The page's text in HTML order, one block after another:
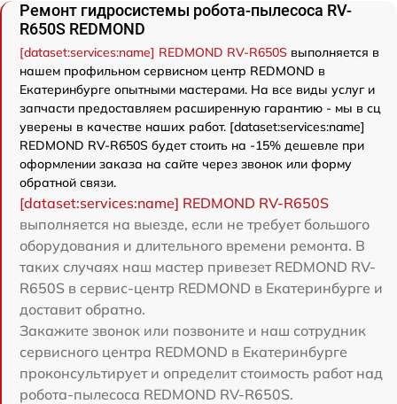
Ремонт гидросистемы робота-пылесоса RV-
R650S REDMOND
[dataset:services:name] REDMOND RV-R650S выполняется в
нашем профильном сервисном центр REDMOND в
Екатеринбурге опытными мастерами. На все виды услуг и
запчасти предоставляем расширенную гарантию - мы в сц
уверены в качестве наших работ. [dataset:services:name]
REDMOND RV-R650S будет стоить на -15% дешевле при
оформлении заказа на сайте через звонок или форму
обратной связи.
[dataset:services:name] REDMOND RV-R650S
выполняется на выезде, если не требует большого
оборудования и длительного времени ремонта. В
таких случаях наш мастер привезет REDMOND RV-
R650S в сервис-центр REDMOND в Екатеринбурге и
доставит обратно.
Закажите звонок или позвоните и наш сотрудник
сервисного центра REDMOND в Екатеринбурге
проконсультирует и определит стоимость работ над
робота-пылесоса REDMOND RV-R650S.